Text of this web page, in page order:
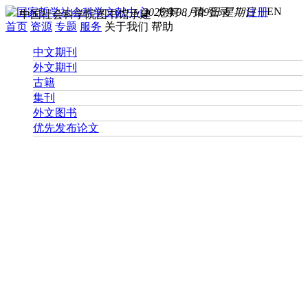
您好， 请登录 注册EN
2026年08月09日 星期日
中国社会科学院图书馆承建
首页 资源 专题 服务 关于我们 帮助
中文期刊
外文期刊
古籍
集刊
外文图书
优先发布论文